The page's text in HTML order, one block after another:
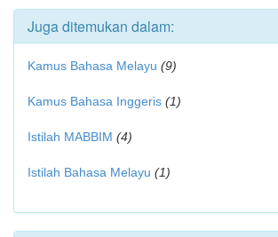
Juga ditemukan dalam:
Kamus Bahasa Melayu (9)
Kamus Bahasa Inggeris (1)
Istilah MABBIM (4)
Istilah Bahasa Melayu (1)